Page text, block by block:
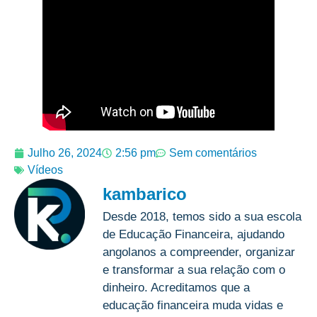
Julho 26, 2024 2:56 pm
Sem comentários
Vídeos
kambarico
Desde 2018, temos sido a sua escola
de Educação Financeira, ajudando
angolanos a compreender, organizar
e transformar a sua relação com o
dinheiro. Acreditamos que a
educação financeira muda vidas e